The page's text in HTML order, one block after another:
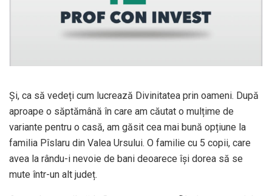
Și, ca să vedeți cum lucrează Divinitatea prin oameni. După
aproape o săptămână în care am căutat o mulțime de
variante pentru o casă, am găsit cea mai bună opțiune la
familia Pîslaru din Valea Ursului. O familie cu 5 copii, care
avea la rându-i nevoie de bani deoarece își dorea să se
mute într-un alt județ.